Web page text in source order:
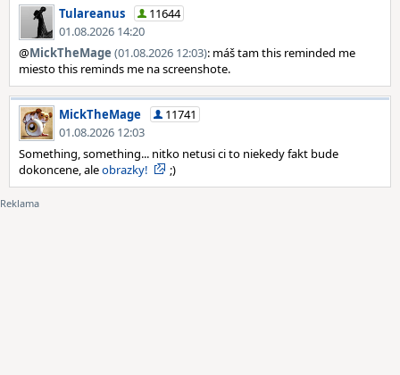
Tulareanus
11644
01.08.2026 14:20
@MickTheMage (01.08.2026 12:03): máš tam this reminded me
miesto this reminds me na screenshote.
MickTheMage
11741
01.08.2026 12:03
Something, something... nitko netusi ci to niekedy fakt bude
dokoncene, aleobrazky! ;)